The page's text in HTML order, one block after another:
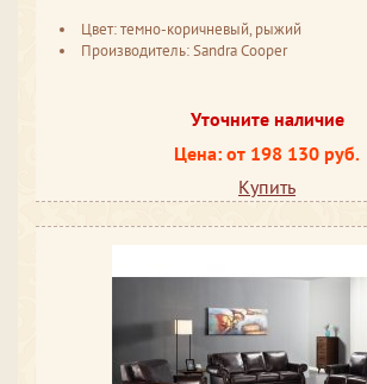
Цвет: темно-коричневый, рыжий
Производитель: Sandra Cooper
Уточните наличие
Цена: от 198 130 руб.
Купить